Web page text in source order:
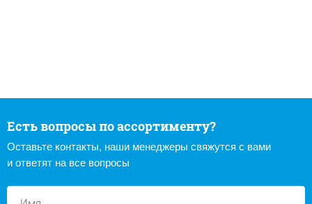
Есть вопросы по ассортименту?
Оставьте контакты, наши менеджеры свяжутся с вами
и ответят на все вопросы